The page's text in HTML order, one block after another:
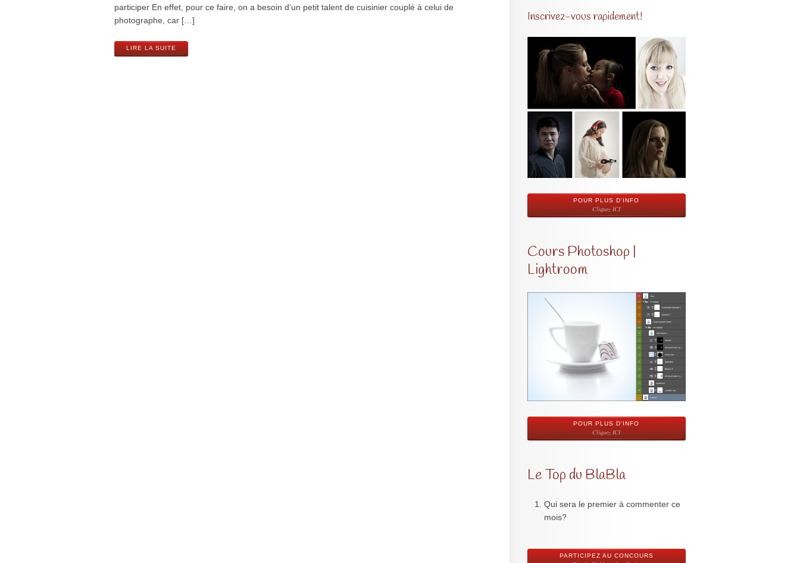
participer En effet, pour ce faire, on a besoin d’un petit talent de cuisinier couplé à celui de
photographe, car […]
LIRE LA SUITE
Inscrivez-vous rapidement!
POUR PLUS D'INFO
Cliquez ICI
Cours Photoshop |
Lightroom
POUR PLUS D'INFO
Cliquez ICI
Le Top du BlaBla
Qui sera le premier à commenter ce
mois?
PARTICIPEZ AU CONCOURS